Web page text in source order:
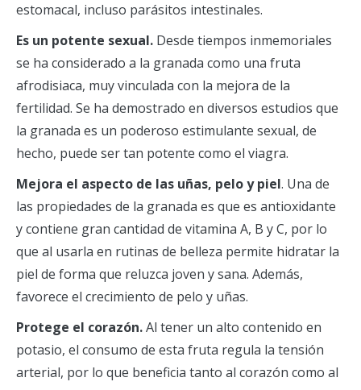
estomacal, incluso parásitos intestinales.
Es un potente sexual. Desde tiempos inmemoriales
se ha considerado a la granada como una fruta
afrodisiaca, muy vinculada con la mejora de la
fertilidad. Se ha demostrado en diversos estudios que
la granada es un poderoso estimulante sexual, de
hecho, puede ser tan potente como el viagra.
Mejora el aspecto de las uñas, pelo y piel. Una de
las propiedades de la granada es que es antioxidante
y contiene gran cantidad de vitamina A, B y C, por lo
que al usarla en rutinas de belleza permite hidratar la
piel de forma que reluzca joven y sana. Además,
favorece el crecimiento de pelo y uñas.
Protege el corazón.Al tener un alto contenido en
potasio, el consumo de esta fruta regula la tensión
arterial, por lo que beneficia tanto al corazón como al